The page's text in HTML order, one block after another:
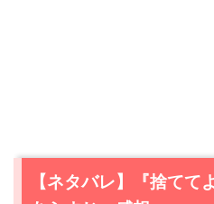
【ネタバレ】『捨てて